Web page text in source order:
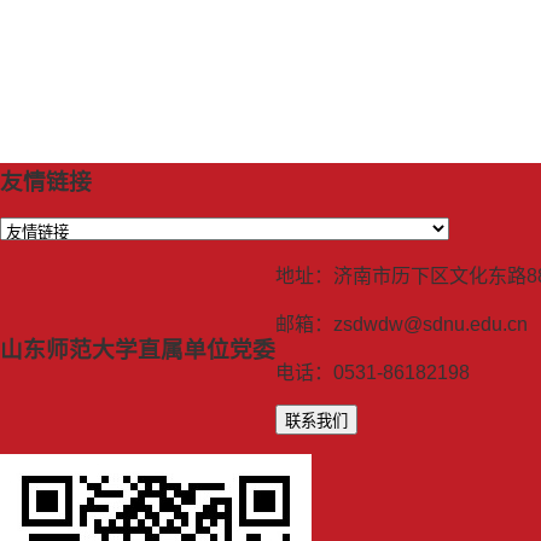
友情链接
山东师范大学直属单位党委
地址：济南市历下区文化东路
邮箱：zsdwdw@sdnu.edu.cn
电话：0531-86182198
联系我们